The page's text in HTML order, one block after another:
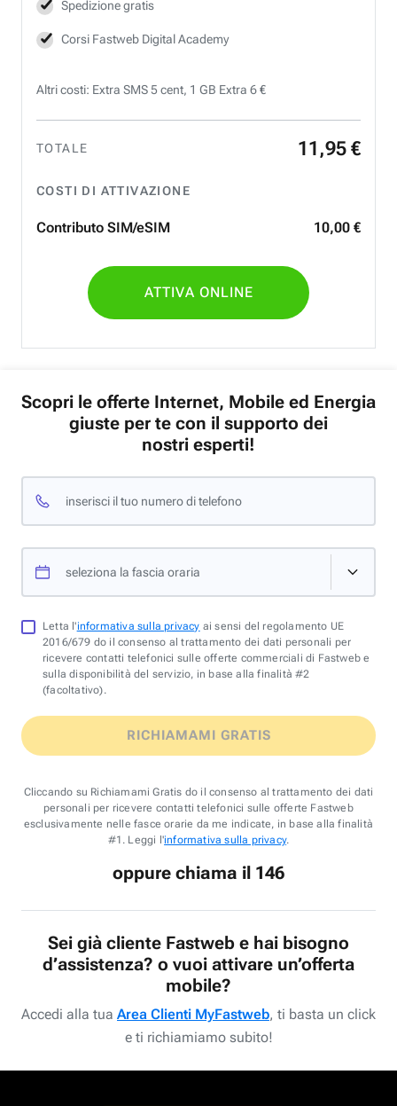
Spedizione gratis
Corsi Fastweb Digital Academy
Altri costi: Extra SMS 5 cent, 1 GB Extra 6 €
TOTALE 11 ,95 €
COSTI DI ATTIVAZIONE
Contributo SIM/eSIM 10,00 €
ATTIVA ONLINE
Scopri le offerte Internet, Mobile ed Energia
giuste per te con il supporto dei
nostri esperti!
inserisci il tuo numero di telefono
seleziona la fascia oraria
Letta l'informativa sulla privacy ai sensi del regolamento UE
2016/679 do il consenso al trattamento dei dati personali per
ricevere contatti telefonici sulle offerte commerciali di Fastweb e
sulla disponibilità del servizio, in base alla finalità #2
(facoltativo).
RICHIAMAMI GRATIS
Cliccando su Richiamami Gratis do il consenso al trattamento dei dati
personali per ricevere contatti telefonici sulle offerte Fastweb
esclusivamente nelle fasce orarie da me indicate, in base alla finalità
#1. Leggi l'informativa sulla privacy.
oppure chiama il 146
Sei già cliente Fastweb e hai bisogno
d’assistenza? o vuoi attivare un’offerta
mobile?
Accedi alla tua Area Clienti MyFastweb, ti basta un click
e ti richiamiamo subito!